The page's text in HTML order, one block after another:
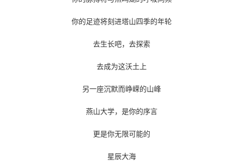
你的足迹将刻进塔山四季的年轮
去生长吧，去探索
去成为这沃土上
另一座沉默而峥嵘的山峰
燕山大学，是你的序言
更是你无限可能的
星辰大海